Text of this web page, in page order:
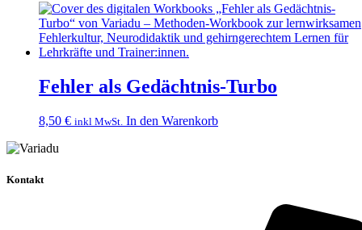
Fehler als Gedächtnis-Turbo
8,50 € inkl MwSt. In den Warenkorb
Kontakt